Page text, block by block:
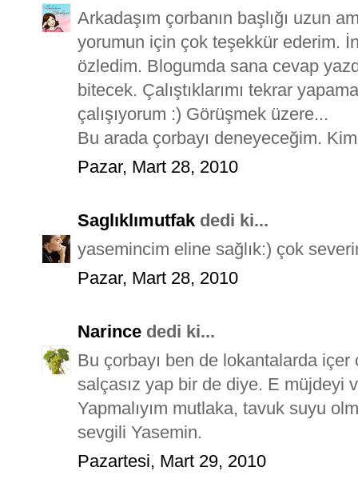
Arkadaşım çorbanın başlığı uzun
yorumun için çok teşekkür ederim.
özledim. Blogumda sana cevap
bitecek. Çalıştıklarımı tekrar
çalışıyorum :) Görüşmek üzere...
Bu arada çorbayı deneyeceğim.
Pazar, Mart 28, 2010
Saglıklımutfak dedi ki...
yasemincim eline sağlık:) çok
Pazar, Mart 28, 2010
Narince dedi ki...
Bu çorbayı ben de lokantalarda
salçasız yap bir de diye. E müjdeyi
Yapmalıyım mutlaka, tavuk suyu
sevgili Yasemin.
Pazartesi, Mart 29, 2010